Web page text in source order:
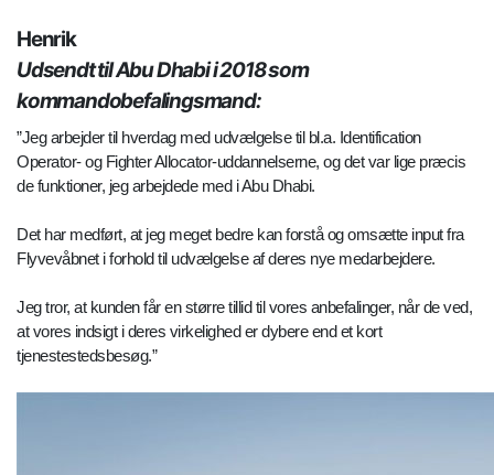
Henrik
Udsendt til Abu Dhabi i 2018 som
kommandobefalingsmand:
”Jeg arbejder til hverdag med udvælgelse til bl.a. Identification
Operator- og Fighter Allocator-uddannelserne, og det var lige præcis
de funktioner, jeg arbejdede med i Abu Dhabi.
Det har medført, at jeg meget bedre kan forstå og omsætte input fra
Flyvevåbnet i forhold til udvælgelse af deres nye medarbejdere.
Jeg tror, at kunden får en større tillid til vores anbefalinger, når de ved,
at vores indsigt i deres virkelighed er dybere end et kort
tjenestestedsbesøg.”